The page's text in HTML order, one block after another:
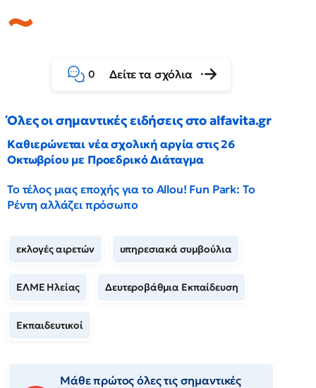
0 Δείτε τα σχόλια
Όλες οι σημαντικές ειδήσεις στο alfavita.gr
Καθιερώνεται νέα σχολική αργία στις 26
Οκτωβρίου με Προεδρικό Διάταγμα
Το τέλος μιας εποχής για το Allou! Fun Park: Το
Ρέντη αλλάζει πρόσωπο
εκλογές αιρετών υπηρεσιακά συμβούλια
ΕΛΜΕ Ηλείας Δευτεροβάθμια Εκπαίδευση
Εκπαιδευτικοί
Μάθε πρώτος όλες τις σημαντικές